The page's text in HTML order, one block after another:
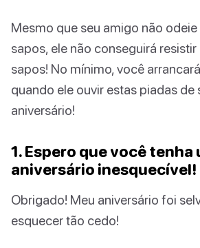
Mesmo que seu amigo não
sapos, ele não conseguirá
sapos! No mínimo, você
quando ele ouvir estas piadas de
aniversário!
1. Espero que você tenha
aniversário inesquecível!
Obrigado! Meu aniversário foi
esquecer tão cedo!